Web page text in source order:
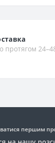
протягом
першим